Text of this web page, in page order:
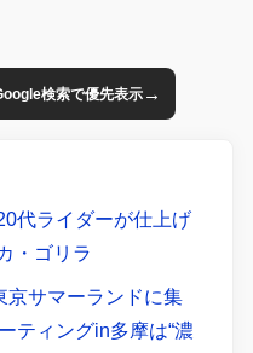
検索で優先表示→
代ライダーが仕上げ
・ゴリラ
京サマーランドに集
ティングin多摩は“濃